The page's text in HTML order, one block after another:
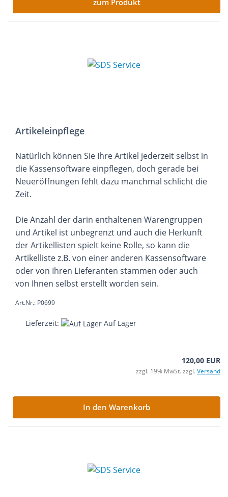
Artikeleinpflege
Natürlich können Sie Ihre Artikel jederzeit selbst in
die Kassensoftware einpflegen, doch gerade bei
Neueröffnungen fehlt dazu manchmal schlicht die
Zeit.
Die Anzahl der darin enthaltenen Warengruppen
und Artikel ist unbegrenzt und auch die Herkunft
der Artikellisten spielt keine Rolle, so kann die
Artikelliste z.B. von einer anderen Kassensoftware
oder von Ihren Lieferanten stammen oder auch
von Ihnen selbst erstellt worden sein.
Art.Nr.: P0699
Lieferzeit: Auf Lager
120,00 EUR
zzgl. 19% MwSt. zzgl. Versand
In den Warenkorb